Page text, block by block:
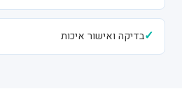
✓בדיקה ואישור איכות